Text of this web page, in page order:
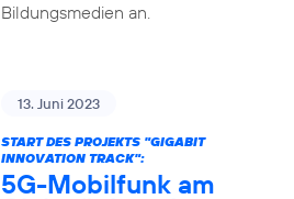
Bildungsmedien an.
13. Juni 2023
START DES PROJEKTS "GIGABIT
INNOVATION TRACK":
5G-Mobilfunk am